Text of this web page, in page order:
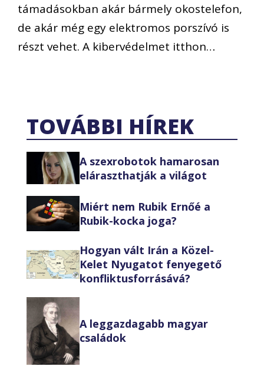
támadásokban akár bármely okostelefon,
de akár még egy elektromos porszívó is
részt vehet. A kibervédelmet itthon…
TOVÁBBI HÍREK
A szexrobotok hamarosan
eláraszthatják a világot
Miért nem Rubik Ernőé a
Rubik-kocka joga?
Hogyan vált Irán a Közel-
Kelet Nyugatot fenyegető
konfliktusforrásává?
A leggazdagabb magyar
családok